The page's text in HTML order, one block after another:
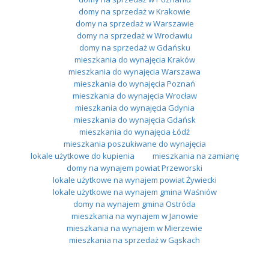
domy na sprzedaż w Krakowie
domy na sprzedaż w Warszawie
domy na sprzedaż w Wrocławiu
domy na sprzedaż w Gdańsku
mieszkania do wynajęcia Kraków
mieszkania do wynajęcia Warszawa
mieszkania do wynajęcia Poznań
mieszkania do wynajęcia Wrocław
mieszkania do wynajęcia Gdynia
mieszkania do wynajęcia Gdańsk
mieszkania do wynajęcia Łódź
mieszkania poszukiwane do wynajęcia
lokale użytkowe do kupienia
mieszkania na zamianę
domy na wynajem powiat Przeworski
lokale użytkowe na wynajem powiat Żywiecki
lokale użytkowe na wynajem gmina Waśniów
domy na wynajem gmina Ostróda
mieszkania na wynajem w Janowie
mieszkania na wynajem w Mierzewie
mieszkania na sprzedaż w Gąskach